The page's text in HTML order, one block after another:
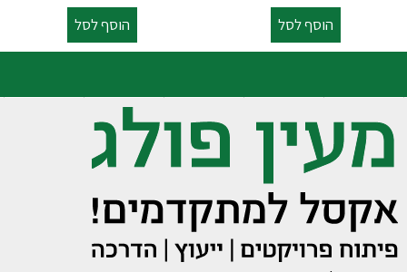
הוסף לסל הוסף לסל